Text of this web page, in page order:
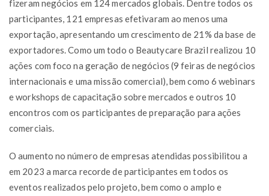
fizeram negócios em 124 mercados globais. Dentre todos os
participantes, 121 empresas efetivaram ao menos uma
exportação, apresentando um crescimento de 21% da base de
exportadores. Como um todo o Beautycare Brazil realizou 10
ações com foco na geração de negócios (9 feiras de negócios
internacionais e uma missão comercial), bem como 6 webinars
e workshops de capacitação sobre mercados e outros 10
encontros com os participantes de preparação para ações
comerciais.
O aumento no número de empresas atendidas possibilitou a
em 2023 a marca recorde de participantes em todos os
eventos realizados pelo projeto, bem como o amplo e